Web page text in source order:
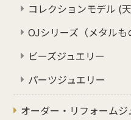
コレクションモデル (
OJシリーズ（メタルも
ビーズジュエリー
パーツジュエリー
オーダー・リフォームジ